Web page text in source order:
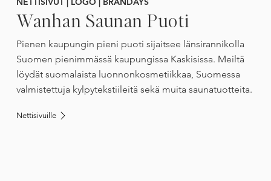
Wanhan Saunan Puoti
Pienen kaupungin pieni puoti sijaitsee länsirannikolla
Suomen pienimmässä kaupungissa Kaskisissa. Meiltä
löydät suomalaista luonnonkosmetiikkaa, Suomessa
valmistettuja kylpytekstiileitä sekä muita saunatuotteita.
Nettisivuille